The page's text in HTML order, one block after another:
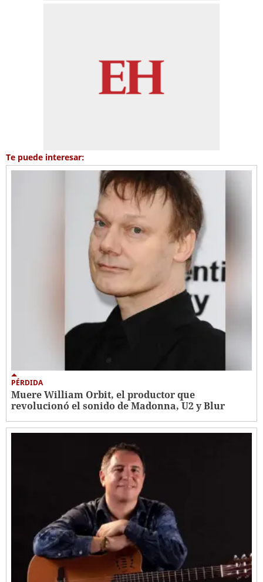
Te puede interesar:
PÉRDIDA
Muere William Orbit, el productor que
revolucionó el sonido de Madonna, U2 y Blur